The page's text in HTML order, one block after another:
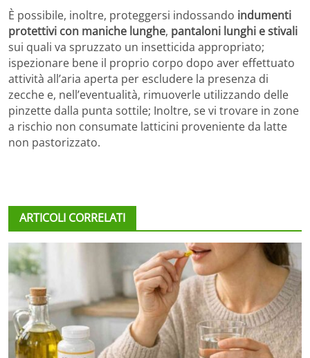
È possibile, inoltre, proteggersi indossando indumenti
protettivi con maniche lunghe, pantaloni lunghi e stivali
sui quali va spruzzato un insetticida appropriato;
ispezionare bene il proprio corpo dopo aver effettuato
attività all’aria aperta per escludere la presenza di
zecche e, nell’eventualità, rimuoverle utilizzando delle
pinzette dalla punta sottile; Inoltre, se vi trovare in zone
a rischio non consumate latticini proveniente da latte
non pastorizzato.
ARTICOLI CORRELATI